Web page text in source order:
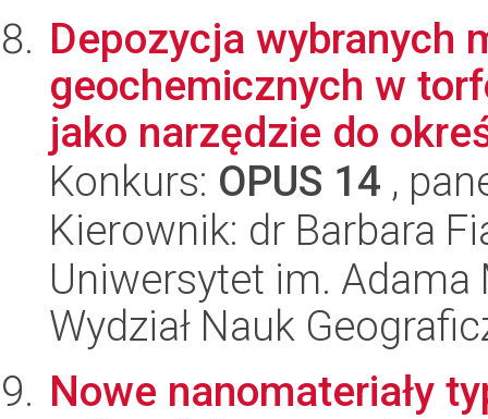
Depozycja wybranych
geochemicznych w
jako narzędzie do
Konkurs: OPUS 14 ,
Kierownik: dr Barbara
Uniwersytet im.
Wydział Nauk
Nowe nanomateriały